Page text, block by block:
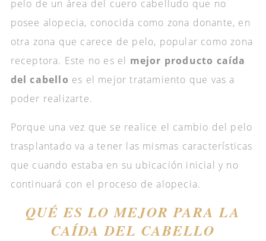
pelo de un área del cuero cabelludo que no
posee alopecia, conocida como zona donante, en
otra zona que carece de pelo, popular como zona
receptora. Este no es el mejor producto caída
del cabello es el mejor tratamiento que vas a
poder realizarte.
Porque una vez que se realice el cambio del pelo
trasplantado va a tener las mismas características
que cuando estaba en su ubicación inicial y no
continuará con el proceso de alopecia.
QUÉ ES LO MEJOR PARA LA
CAÍDA DEL CABELLO